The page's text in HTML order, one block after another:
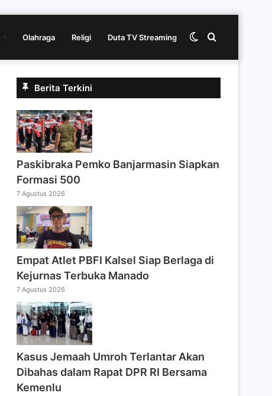
Olahraga Religi Duta TV Streaming Cari
Switch
Berita Terkini
Paskibraka Pemko Banjarmasin Siapkan
Formasi 500
7 Agustus 2026
Empat Atlet PBFI Kalsel Siap Berlaga di
Kejurnas Terbuka Manado
7 Agustus 2026
Kasus Jemaah Umroh Terlantar Akan
Dibahas dalam Rapat DPR RI Bersama
Kemenlu